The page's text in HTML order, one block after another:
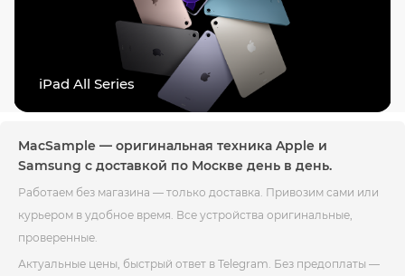
iPad All Series
MacSample — оригинальная техника Apple и
Samsung с доставкой по Москве день в день.
Работаем без магазина — только доставка. Привозим сами или
курьером в удобное время. Все устройства оригинальные,
проверенные.
Актуальные цены, быстрый ответ в Telegram. Без предоплаты —